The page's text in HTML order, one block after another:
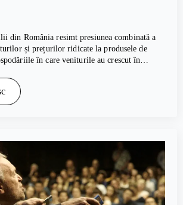
din România resimt presiunea combinată a
și prețurilor ridicate la produsele de
în care veniturile au crescut în…